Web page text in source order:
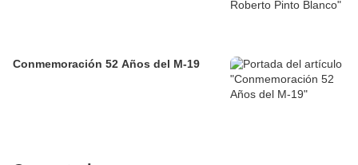
Conmemoración 52 Años del M-19